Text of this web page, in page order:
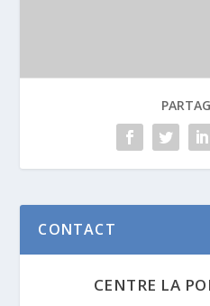
CONTACT
CENTRE LA